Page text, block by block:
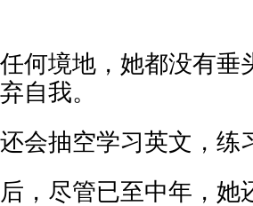
何境地，她都没有垂
自我。
会抽空学习英文，练
，尽管已至中年，她